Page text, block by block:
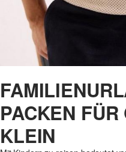
PACKEN FÜR
LEIN